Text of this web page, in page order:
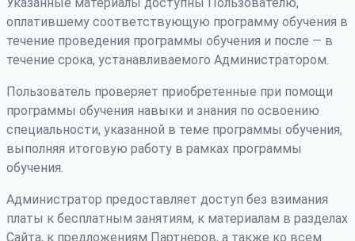
оплатившему соответствующую программу обучения в
течение проведения программы обучения и после — в
течение срока, устанавливаемого Администратором.
Пользователь проверяет приобретенные при помощи
программы обучения навыки и знания по освоению
специальности, указанной в теме программы обучения,
выполняя итоговую работу в рамках программы
обучения.
Администратор предоставляет доступ без взимания
платы к бесплатным занятиям, к материалам в разделах
Сайта, к предложениям Партнеров, а также ко всем